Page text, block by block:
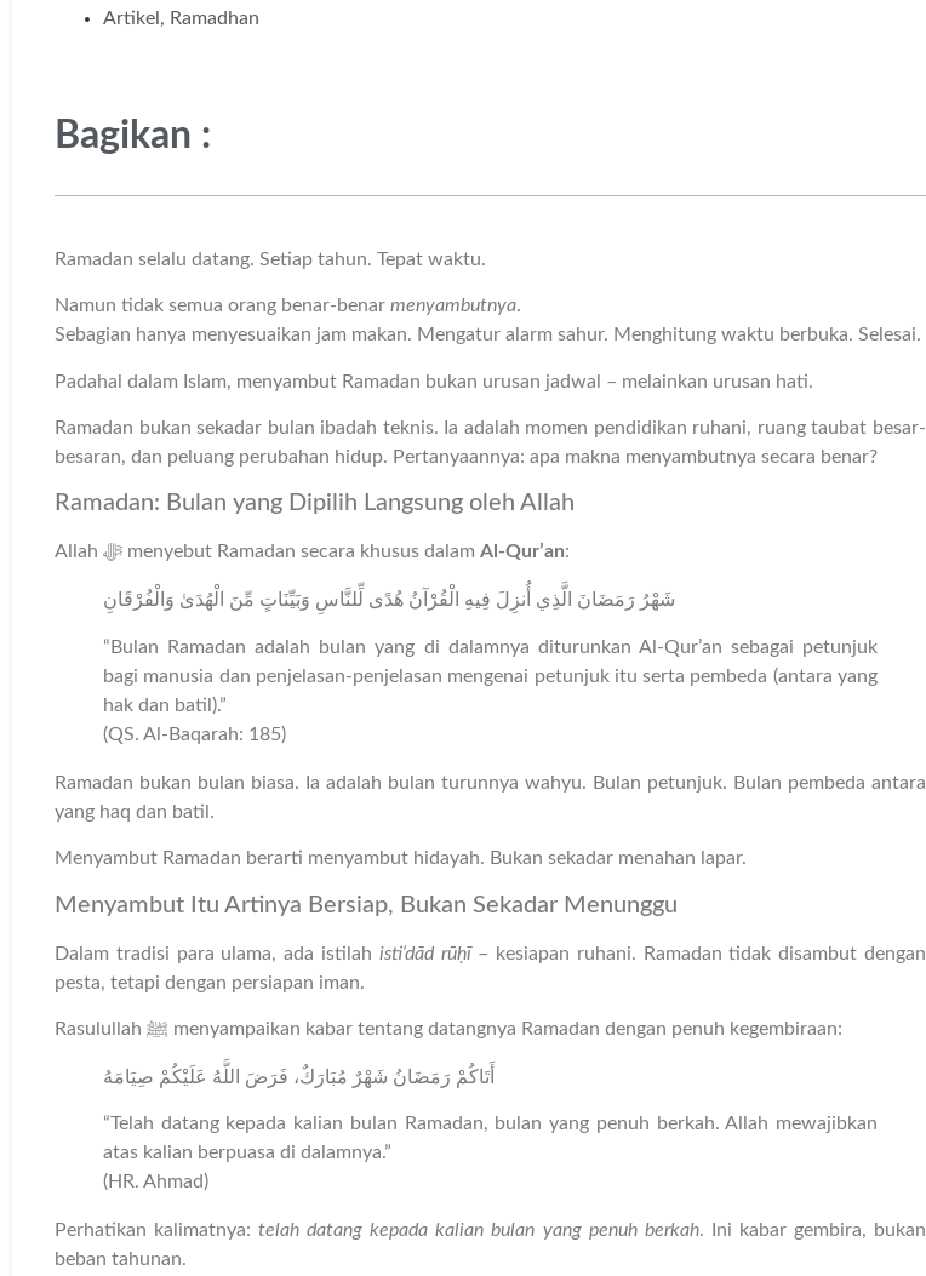
Artikel , Ramadhan
Bagikan :
Ramadan selalu datang. Setiap tahun. Tepat waktu.
Namun tidak semua orang benar-benar menyambutnya.
Sebagian hanya menyesuaikan jam makan. Mengatur alarm sahur. Menghitung waktu berbuka. Selesai.
Padahal dalam Islam, menyambut Ramadan bukan urusan jadwal – melainkan urusan hati.
Ramadan bukan sekadar bulan ibadah teknis. Ia adalah momen pendidikan ruhani, ruang taubat besar-
besaran, dan peluang perubahan hidup. Pertanyaannya: apa makna menyambutnya secara benar?
Ramadan: Bulan yang Dipilih Langsung oleh Allah
Allah ﷻ menyebut Ramadan secara khusus dalam Al-Qur’an:
شَهْرُ رَمَضَانَ الَّذِي أُنزِلَ فِيهِ الْقُرْآنُ هُدًى لِّلنَّاسِ وَبَيِّنَاتٍ مِّنَ الْهُدَىٰ وَالْفُرْقَانِ
“Bulan Ramadan adalah bulan yang di dalamnya diturunkan Al-Qur’an sebagai petunjuk
bagi manusia dan penjelasan-penjelasan mengenai petunjuk itu serta pembeda (antara yang
hak dan batil).”
(QS. Al-Baqarah: 185)
Ramadan bukan bulan biasa. Ia adalah bulan turunnya wahyu. Bulan petunjuk. Bulan pembeda antara
yang haq dan batil.
Menyambut Ramadan berarti menyambut hidayah. Bukan sekadar menahan lapar.
Menyambut Itu Artinya Bersiap, Bukan Sekadar Menunggu
Dalam tradisi para ulama, ada istilah isti‘dād rūḥī– kesiapan ruhani. Ramadan tidak disambut dengan
pesta, tetapi dengan persiapan iman.
Rasulullah ﷺ menyampaikan kabar tentang datangnya Ramadan dengan penuh kegembiraan:
أَتَاكُمْ رَمَضَانُ شَهْرٌ مُبَارَكٌ، فَرَضَ اللَّهُ عَلَيْكُمْ صِيَامَهُ
“Telah datang kepada kalian bulan Ramadan, bulan yang penuh berkah. Allah mewajibkan
atas kalian berpuasa di dalamnya.”
(HR. Ahmad)
Perhatikan kalimatnya:telah datang kepada kalian bulan yang penuh berkah. Ini kabar gembira, bukan
beban tahunan.